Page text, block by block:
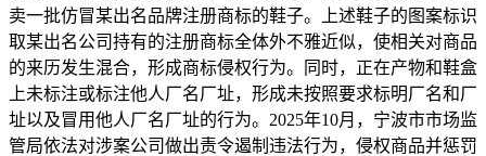
卖一批仿冒某出名品牌注册商标的鞋子。上述鞋子的图案标识
取某出名公司持有的注册商标全体外不雅近似，使相关对商品
的来历发生混合，形成商标侵权行为。同时，正在产物和鞋盒
上未标注或标注他人厂名厂址，形成未按照要求标明厂名和厂
址以及冒用他人厂名厂址的行为。2025年10月，宁波市市场监
管局依法对涉案公司做出责令遏制违法行为，侵权商品并惩罚